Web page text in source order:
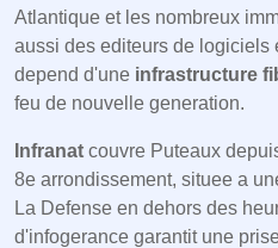
Atlantique et les nombreux
aussi des editeurs de logiciels
depend d'une infrastructure
feu de nouvelle generation.
Infranat couvre Puteaux
8e arrondissement, situee a
La Defense en dehors des
d'infogerance garantit une